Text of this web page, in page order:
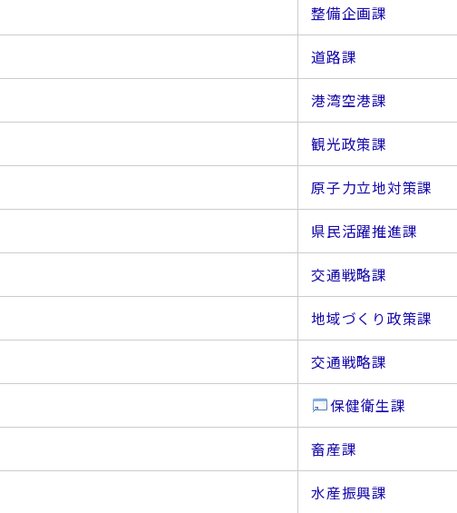
整備企画課
道路課
港湾空港課
観光政策課
原子力立地対策課
県民活躍推進課
交通戦略課
地域づくり政策課
交通戦略課
保健衛生課
畜産課
水産振興課